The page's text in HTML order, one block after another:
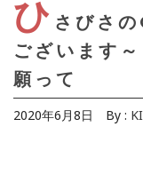
ひ さびさ
ございます
願って
2020年6月8日 By :